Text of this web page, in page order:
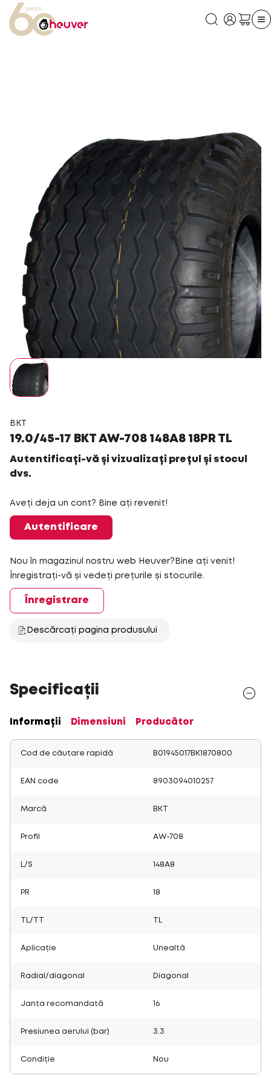
BKT
19.0/45-17 BKT AW-708 148A8 18PR TL
Autentificați-vă și vizualizați prețul și stocul
dvs.
Aveți deja un cont? Bine ați revenit!
Autentificare
Nou în magazinul nostru web Heuver?Bine ați venit!
Înregistrați-vă și vedeți prețurile și stocurile.
Înregistrare
Descărcați pagina produsului
Specificații
Informații Dimensiuni Producător
Cod de căutare rapidă B01945017BK1870800
EAN code 8903094010257
Marcă BKT
Profil AW-708
L/S 148A8
PR 18
TL/TT
Aplicație Unealtă
Radial/diagonal Diagonal
Janta recomandată 16
Presiunea aerului (bar) 3.3
Condiție Nou